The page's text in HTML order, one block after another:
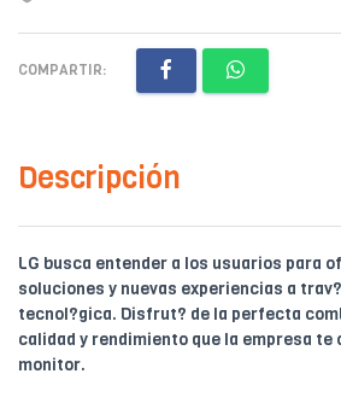
COMPARTIR:
Descripción
LG busca entender a los usuarios para
soluciones y nuevas experiencias a
tecnol?gica. Disfrut? de la perfecta
calidad y rendimiento que la empresa te
monitor.